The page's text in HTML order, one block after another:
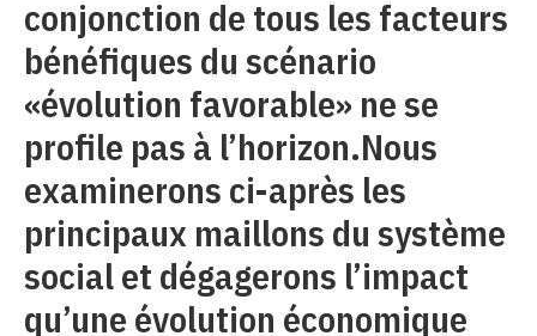
conjonction de tous les facteurs
bénéfiques du scénario
«évolution favorable» ne se
profile pas à l’horizon.Nous
examinerons ci-après les
principaux maillons du système
social et dégagerons l’impact
qu’une évolution économique